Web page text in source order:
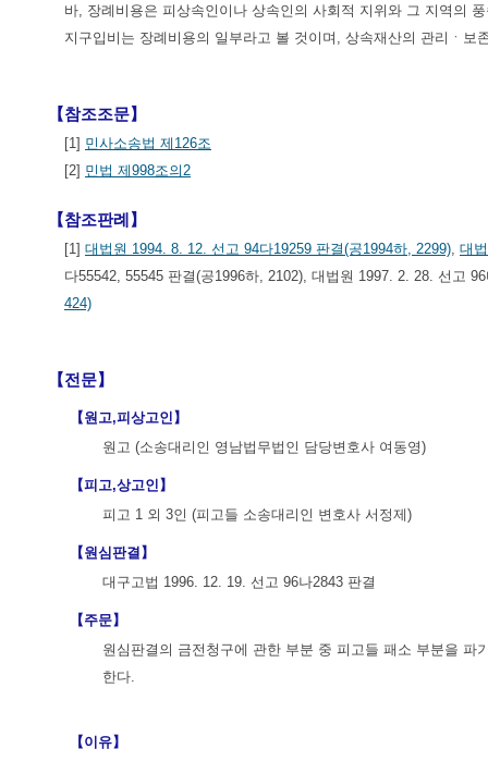
바, 장례비용은 피상속인이나 상속인의 사회적 지위와 그 지역의
지구입비는 장례비용의 일부라고 볼 것이며, 상속재산의 관리ㆍ
【참조조문】
[1] 민사소송법 제126조
[2] 민법 제998조의2
【참조판례】
[1] 대법원 1994. 8. 12. 선고 94다19259 판결(공1994하, 2299), 대
다55542, 55545 판결(공1996하, 2102), 대법원 1997. 2. 28. 선고
424)
【전문】
【원고,피상고인】
원고 (소송대리인 영남법무법인 담당변호사 여동영)
【피고,상고인】
피고 1 외 3인 (피고들 소송대리인 변호사 서정제)
【원심판결】
대구고법 1996. 12. 19. 선고 96나2843 판결
【주문】
원심판결의 금전청구에 관한 부분 중 피고들 패소 부분을
한다.
【이유】